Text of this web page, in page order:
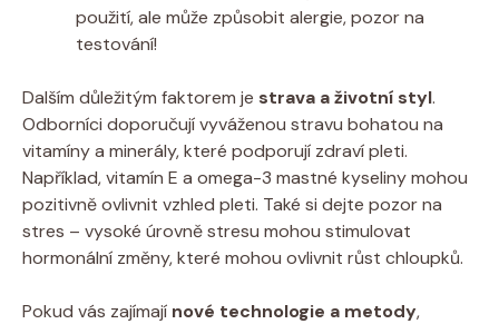
použití, ale může způsobit alergie, pozor na
testování!
Dalším důležitým faktorem je strava a životní styl.
Odborníci doporučují vyváženou stravu bohatou na
vitamíny a minerály, které podporují zdraví pleti.
Například, vitamín E a omega-3 mastné kyseliny mohou
pozitivně ovlivnit vzhled pleti. Také si dejte pozor na
stres – vysoké úrovně stresu mohou stimulovat
hormonální změny, které mohou ovlivnit růst chloupků.
Pokud vás zajímají nové technologie a metody,